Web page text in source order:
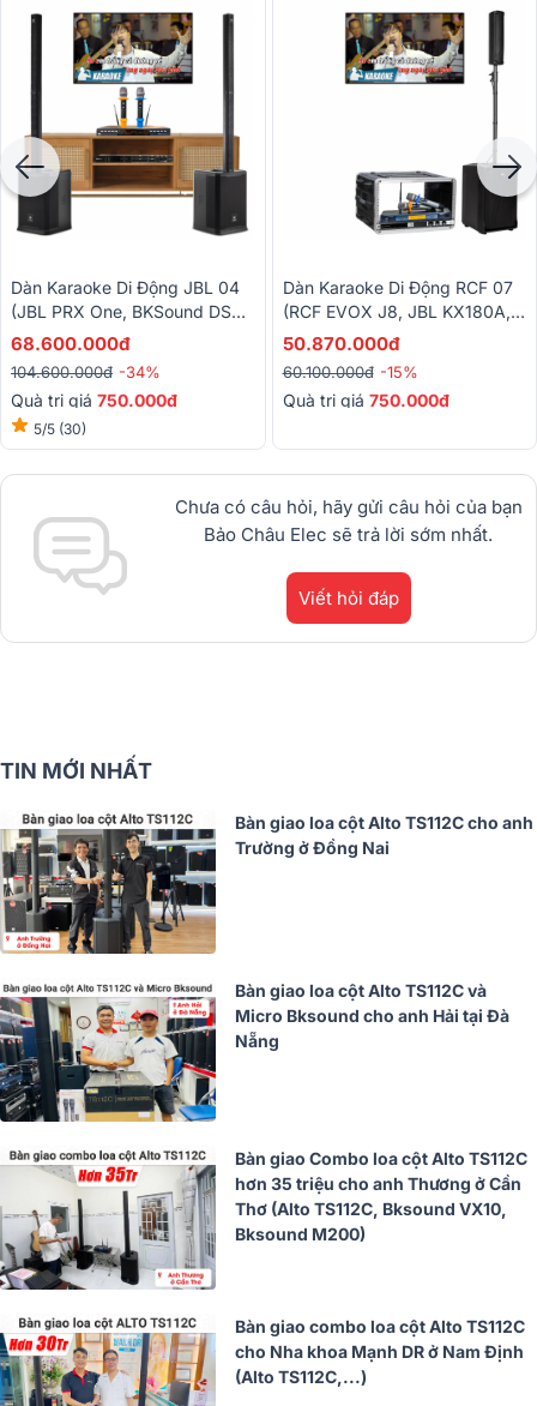
Dàn Karaoke Di Động JBL 04
(JBL PRX One, BKSound DSP
9000 Plus, BCE U900 Plus X)
68.600.000đ
104.600.000đ -34%
Quà trị giá 750.000đ
5/5 (30)
Dàn Karaoke Di Động RCF 07
(RCF EVOX J8, JBL KX180A,
BCE VIP 3000)
50.870.000đ
60.100.000đ -15%
Quà trị giá 750.000đ
Chưa có câu hỏi, hãy gửi câu hỏi của bạn
Bảo Châu Elec sẽ trả lời sớm nhất.
Viết hỏi đáp
TIN MỚI NHẤT
Bàn giao loa cột Alto TS112C cho anh
Trường ở Đồng Nai
Bàn giao loa cột Alto TS112C và
Micro Bksound cho anh Hải tại Đà
Nẵng
Bàn giao Combo loa cột Alto TS112C
hơn 35 triệu cho anh Thương ở Cần
Thơ (Alto TS112C, Bksound VX10,
Bksound M200)
Bàn giao combo loa cột Alto TS112C
cho Nha khoa Mạnh DR ở Nam Định
(Alto TS112C,...)